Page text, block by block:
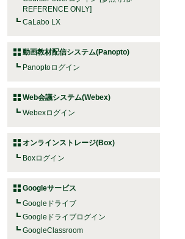
REFERENCE ONLY]
CaLabo LX
動画教材配信システム(Panopto)
Panoptoログイン
Web会議システム(Webex)
Webexログイン
オンラインストレージ(Box)
Boxログイン
Googleサービス
Googleドライブ
Googleドライブログイン
GoogleClassroom